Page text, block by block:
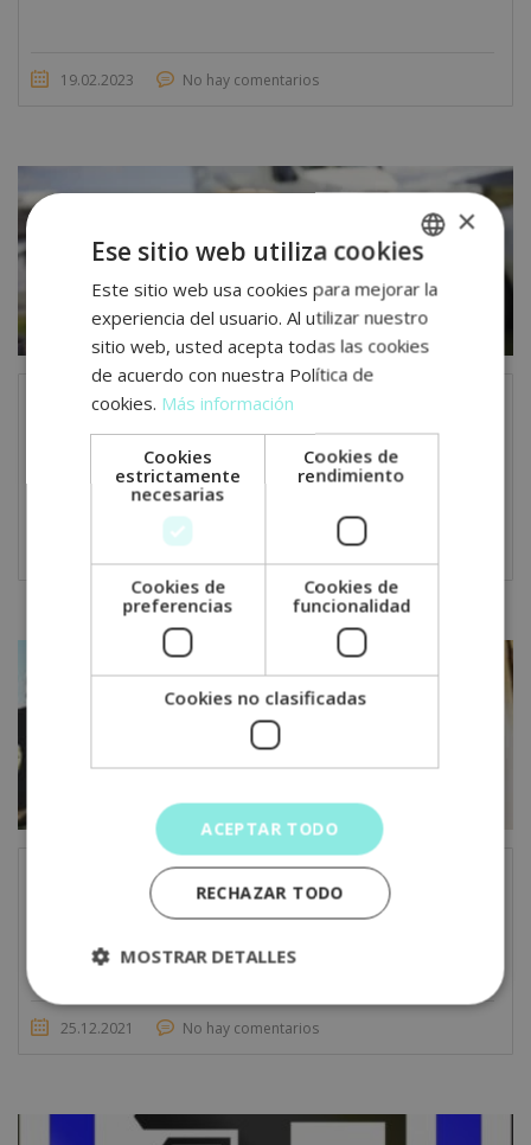
19.02.2023 No hay comentarios
Viajar en autocaravana con mascotas: Una guía
para principiantes
Tres consejos básicos para evitar robos en tu
25.12.2021 No hay comentarios
SPANISH
RUSSIAN
×
Ese sitio web utiliza cookies
Este sitio web usa cookies para mejorar la
experiencia del usuario. Al utilizar nuestro
sitio web, usted acepta todas las cookies
de acuerdo con nuestra Política de
cookies. Más información
Cookies
estrictamente
necesarias
Cookies de
rendimiento
Cookies de
preferencias
Cookies de
funcionalidad
Cookies no clasificadas
ACEPTAR TODO
RECHAZAR TODO
MOSTRAR DETALLES